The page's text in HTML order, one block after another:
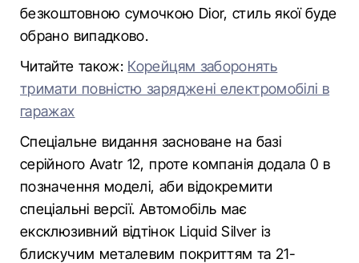
безкоштовною сумочкою Dior, стиль якої буде
обрано випадково.
Читайте також: Корейцям заборонять
тримати повністю заряджені електромобілі в
гаражах
Спеціальне видання засноване на базі
серійного Avatr 12, проте компанія додала 0 в
позначення моделі, аби відокремити
спеціальні версії. Автомобіль має
ексклюзивний відтінок Liquid Silver із
блискучим металевим покриттям та 21-